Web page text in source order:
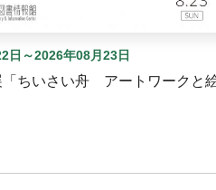
日～2026年08月23日
「ちいさい舟 アートワークと